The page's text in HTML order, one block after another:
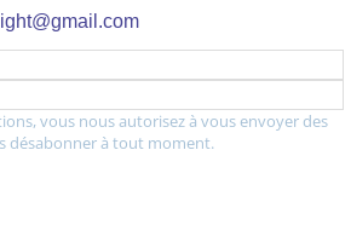
vous nous autorisez à vous envoyer des
désabonner à tout moment.